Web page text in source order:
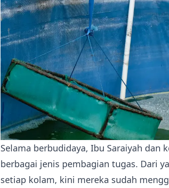
Selama berbudidaya, Ibu Saraiyah dan
berbagai jenis pembagian tugas. Dari
setiap kolam, kini mereka sudah